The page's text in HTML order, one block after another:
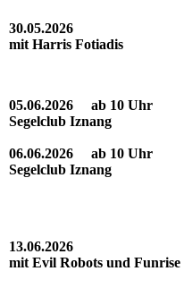
30.05.2026 Live-
mit Harris Fotiadis
05.06.2026 ab 10 Uhr
Segelclub Iznang
und
06.06.2026 ab 10 Uhr
Segelclub Iznang
und
13.06.2026 Live-
mit Evil Robots und Funrise
Summer